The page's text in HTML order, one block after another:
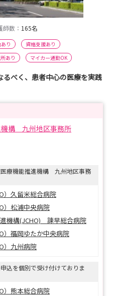
師数： 165名
り
資格支援あり
あり マイカー通勤OK
るべく、患者中心の医療を実践
機構 九州地区事務所
療機能推進機構 九州地区事務
）久留米総合病院
）松浦中央病院
機構(JCHO) 諫早総合病院
）福岡ゆたか中央病院
）九州病院
込を個別で受け付けておりま
）熊本総合病院